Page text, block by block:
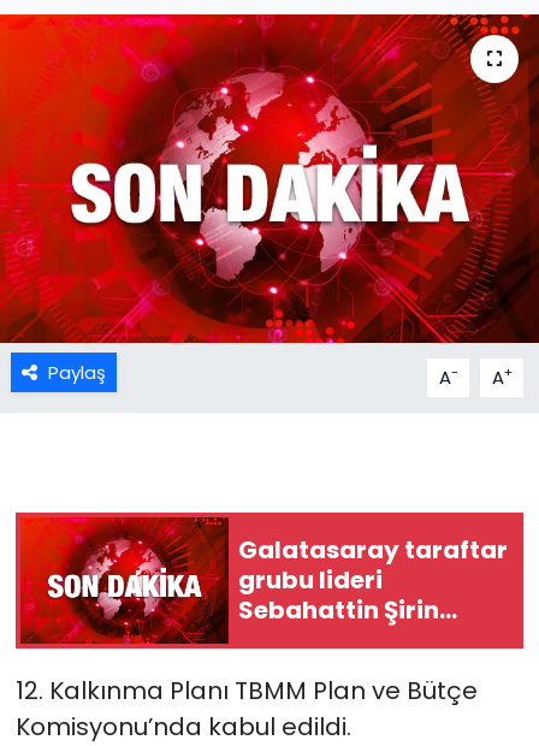
Paylaş A- A+
Galatasaray taraftar
grubu lideri
Sebahattin Şirin
gözaltına alındı
12. Kalkınma Planı TBMM Plan ve Bütçe
Komisyonu’nda kabul edildi.